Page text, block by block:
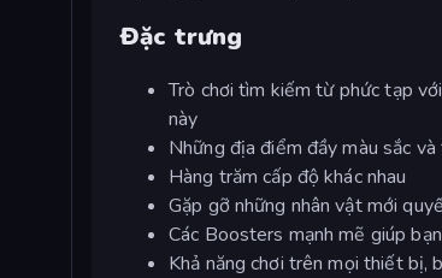
Đặc trưng
Trò chơi tìm kiếm từ phức tạp
này
Những địa điểm đầy màu sắc
Hàng trăm cấp độ khác nhau
Gặp gỡ những nhân vật mới
Các Boosters mạnh mẽ giúp
Khả năng chơi trên mọi thiết bị,